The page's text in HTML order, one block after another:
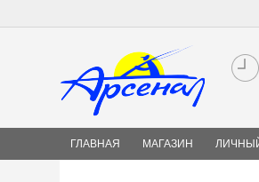
ГЛАВНАЯ МАГАЗИН